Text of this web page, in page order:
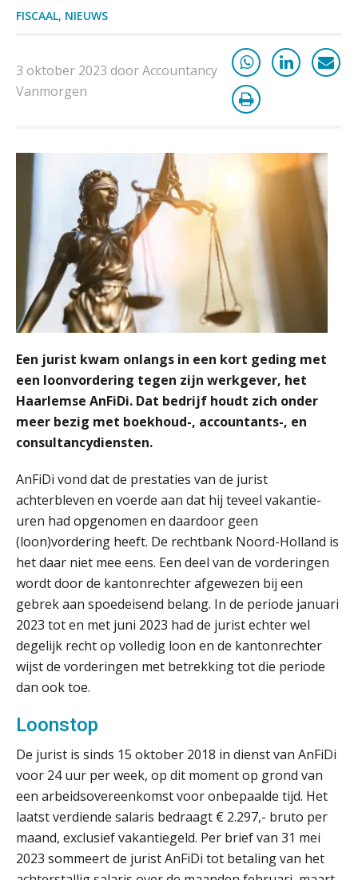
FISCAAL, NIEUWS
3 oktober 2023 door Accountancy
Vanmorgen
Een jurist kwam onlangs in een kort geding met
een loonvordering tegen zijn werkgever, het
Haarlemse AnFiDi. Dat bedrijf houdt zich onder
meer bezig met boekhoud-, accountants-, en
consultancydiensten.
AnFiDi vond dat de prestaties van de jurist
achterbleven en voerde aan dat hij teveel vakantie-
uren had opgenomen en daardoor geen
(loon)vordering heeft. De rechtbank Noord-Holland is
het daar niet mee eens. Een deel van de vorderingen
wordt door de kantonrechter afgewezen bij een
gebrek aan spoedeisend belang. In de periode januari
2023 tot en met juni 2023 had de jurist echter wel
degelijk recht op volledig loon en de kantonrechter
wijst de vorderingen met betrekking tot die periode
dan ook toe.
Loonstop
De jurist is sinds 15 oktober 2018 in dienst van AnFiDi
voor 24 uur per week, op dit moment op grond van
een arbeidsovereenkomst voor onbepaalde tijd. Het
laatst verdiende salaris bedraagt € 2.297,- bruto per
maand, exclusief vakantiegeld. Per brief van 31 mei
2023 sommeert de jurist AnFiDi tot betaling van het